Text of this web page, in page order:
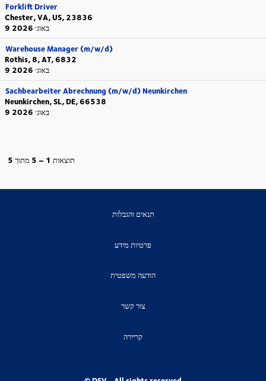
Forklift Driver
Chester, VA, US, 23836
9 באוג׳ 2026
Warehouse Manager (m/w/d)
Rothis, 8, AT, 6832
9 באוג׳ 2026
Sachbearbeiter Abrechnung (m/w/d) Neunkirchen
Neunkirchen, SL, DE, 66538
9 באוג׳ 2026
תוצאות 1 – 5 מתוך 5
תנאים והגבלות
פרטיות מידע
הודעה משפטית
צור קשר
קריירה